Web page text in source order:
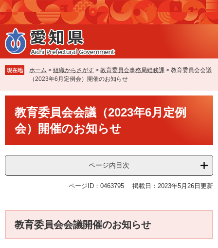
ペ
ー
ジ
の
先
で
す
メ
ニ
ュ
ー
を
ば
し
本
現在地 ホーム > 組織からさがす > 教育委員会事務局総務課 > 教育委員会会議
（2023年6月定例会）開催のお知らせ
教育委員会会議（2023年6月定例
会）開催のお知らせ
ページ内目次
ページID：0463795 掲載日：2023年5月26日更新
教育委員会会議開催のお知らせ